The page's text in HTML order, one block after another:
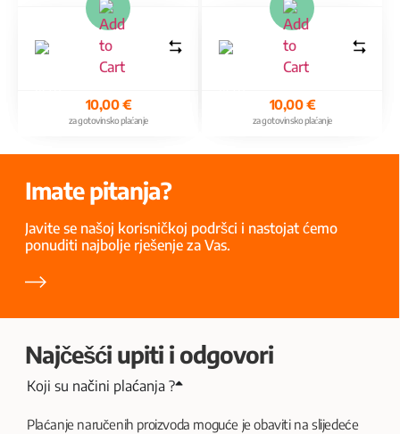
10,00€
za gotovinsko plaćanje
10,00€
za gotovinsko plaćanje
Imate pitanja?
Javite se našoj korisničkoj podršci i nastojat ćemo
ponuditi najbolje rješenje za Vas.
Najčešći upiti i odgovori
Koji su načini plaćanja ?
Plaćanje naručenih proizvoda moguće je obaviti na slijedeće